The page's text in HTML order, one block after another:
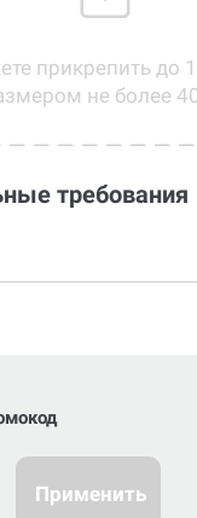
прикрепить до
не более
требования
Применить